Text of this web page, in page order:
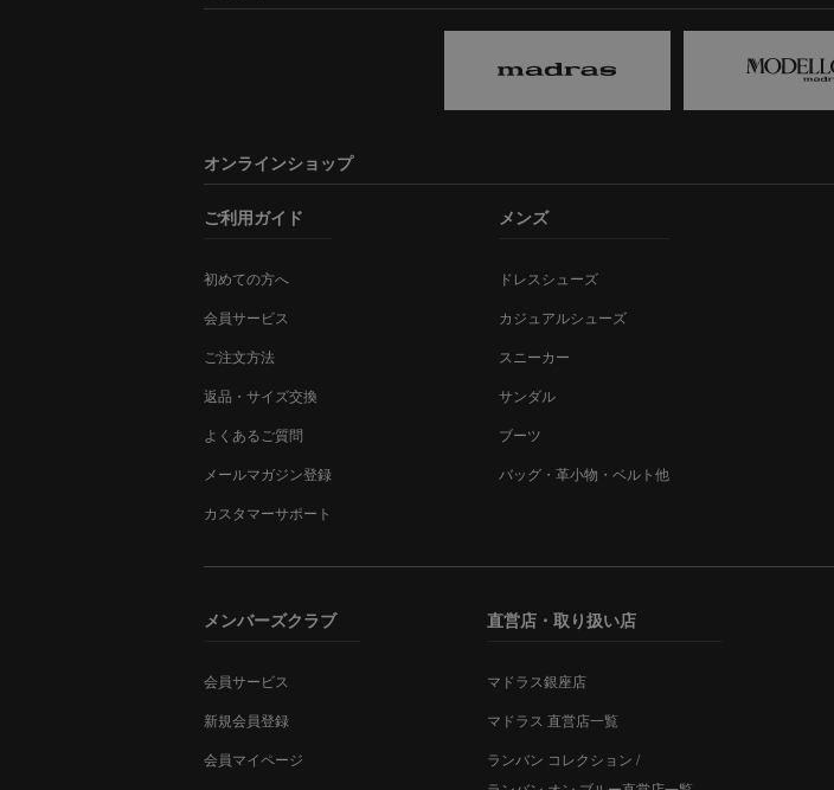
オンラインショップ
ご利用ガイド
初めての方へ
会員サービス
ご注文方法
返品・サイズ交換
よくあるご質問
メールマガジン登録
カスタマーサポート
メンズ
ドレスシューズ
カジュアルシューズ
スニーカー
サンダル
ブーツ
バッグ・革小物・ベルト他
メンバーズクラブ
会員サービス
新規会員登録
会員マイページ
直営店・取り扱い店
マドラス銀座店
マドラス 直営店一覧
ランバン コレクション /